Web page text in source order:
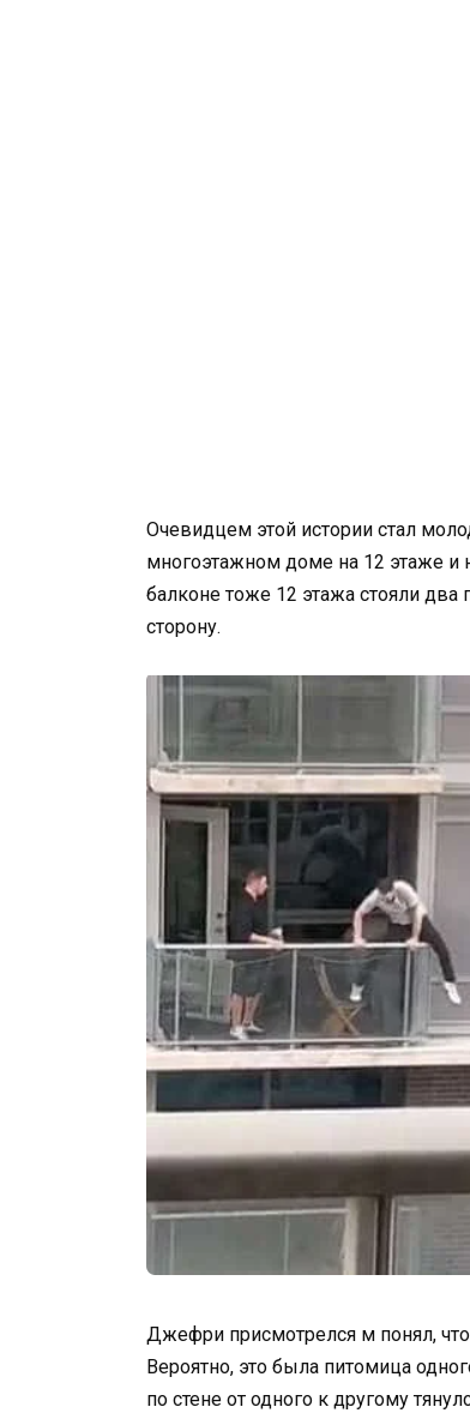
Очевидцем этой истории стал
многоэтажном доме на 12 этаже и
балконе тоже 12 этажа стояли
сторону.
Джефри присмотрелся м понял,
Вероятно, это была питомица
по стене от одного к другому